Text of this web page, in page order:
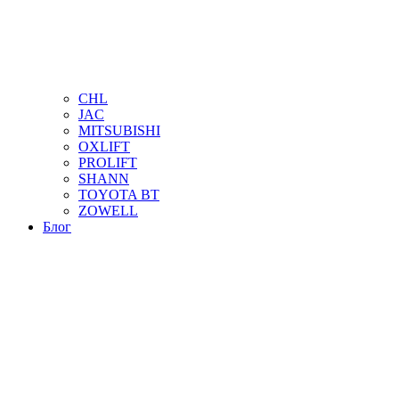
CHL
JAC
MITSUBISHI
OXLIFT
PROLIFT
SHANN
TOYOTA BT
ZOWELL
Блог